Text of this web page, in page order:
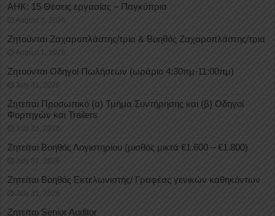
ΑΗΚ: 15 Θέσεις εργασίας – Παγκύπρια
August 3, 2026
Ζητούνται Ζαχαροπλάστης/τρια & Βοηθός Ζαχαροπλάστης/τρια
August 1, 2026
Ζητούνται Οδηγοί Πωλήσεων (ωράριο 4:30πμ-11:00πμ)
July 31, 2026
Ζητείται Προσωπικό (α) Τμήμα Συντήρησης και (β) Οδηγοί
Φορτηγών και Trailers
July 31, 2026
Ζητείται Βοηθός Λογιστηρίου (μισθός μικτά €1.600 – €1.800)
July 31, 2026
Ζητείται Βοηθός Εκτελωνιστής/ Γραφέας γενικών καθηκόντων
July 31, 2026
Ζητείται Senior Auditor